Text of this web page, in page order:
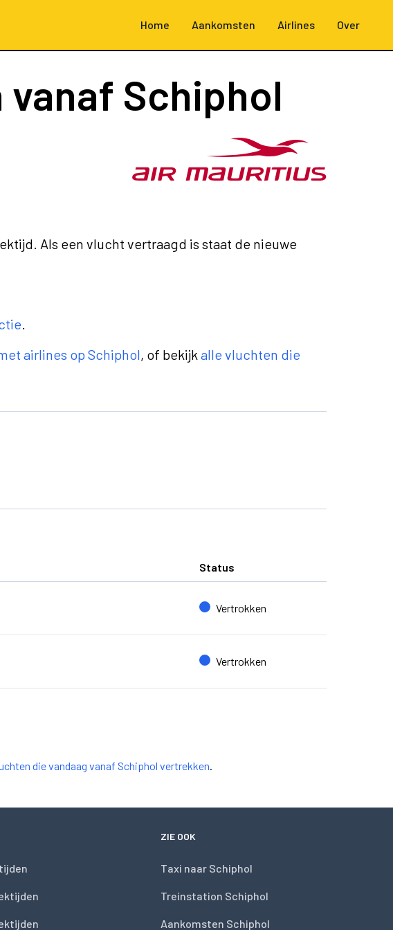
Home Aankomsten Airlines Over
Schiphol
Als een vlucht vertraagd is staat de nieuwe
.
airlines op Schiphol, of bekijk alle vluchten die
Status
Vertrokken
Vertrokken
die vandaag vanaf Schiphol vertrekken.
ZIE OOK
Taxi naar Schiphol
Treinstation Schiphol
Aankomsten Schiphol